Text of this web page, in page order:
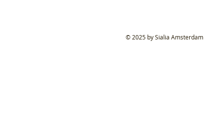
© 2025 by Sialia Amsterdam